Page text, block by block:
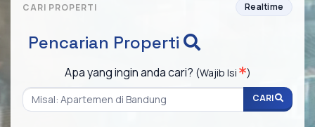
CARI PROPERTI Realtime
Pencarian Properti
Apa yang ingin anda cari? (Wajib Isi )
CARI